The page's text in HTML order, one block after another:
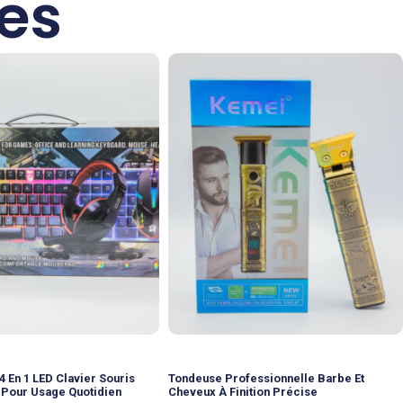
En 1 LED Clavier Souris
Usage Quotidien
Tondeuse Professionnelle Barbe Et
Cheveux À Finition Précise